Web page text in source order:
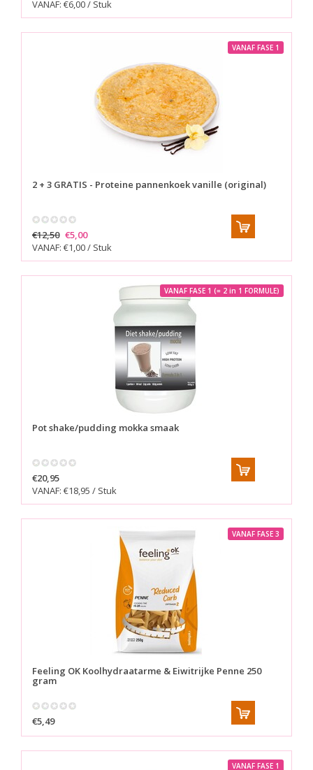
VANAF: €6,00 / Stuk
VANAF FASE 1
2 + 3 GRATIS - Proteine pannenkoek vanille (original)
€12,50 €5,00
VANAF: €1,00 / Stuk
VANAF FASE 1 (= 2 in 1 FORMULE)
Pot shake/pudding mokka smaak
€20,95
VANAF: €18,95 / Stuk
VANAF FASE 3
Feeling OK Koolhydraatarme & Eiwitrijke Penne 250
gram
€5,49
VANAF FASE 1